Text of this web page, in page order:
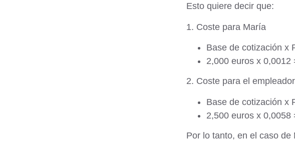
Esto quiere decir que:
1. Coste para María
Base de cotización x
2,000 euros x 0,0012
2. Coste para el
Base de cotización x
2,500 euros x 0,0058
Por lo tanto, en el caso